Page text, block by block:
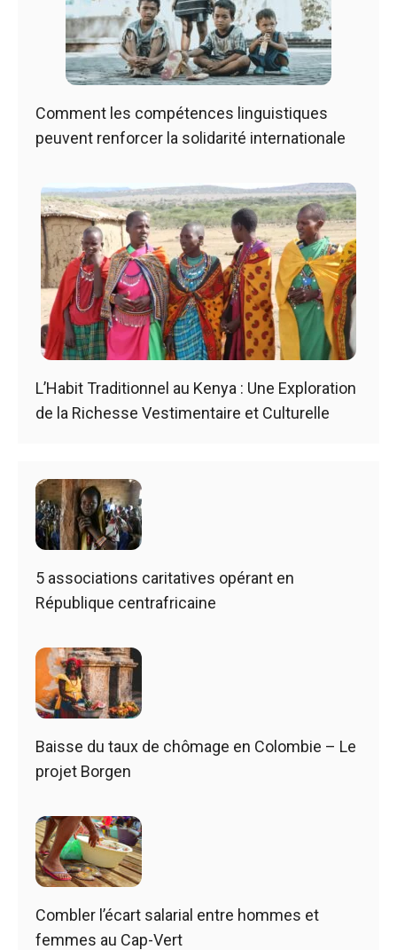
Comment les compétences linguistiques
peuvent renforcer la solidarité internationale
L’Habit Traditionnel au Kenya : Une Exploration
de la Richesse Vestimentaire et Culturelle
5 associations caritatives opérant en
République centrafricaine
Baisse du taux de chômage en Colombie – Le
projet Borgen
Combler l’écart salarial entre hommes et
femmes au Cap-Vert